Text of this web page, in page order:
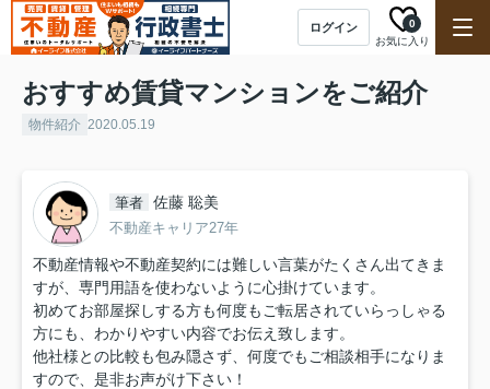
ログイン
お気に入り
0
おすすめ賃貸マンションをご紹介
物件紹介 2020.05.19
筆者 佐藤 聡美
不動産キャリア27年
不動産情報や不動産契約には難しい言葉がたくさん出てきま
すが、専門用語を使わないように心掛けています。
初めてお部屋探しする方も何度もご転居されていらっしゃる
方にも、わかりやすい内容でお伝え致します。
他社様との比較も包み隠さず、何度でもご相談相手になりま
すので、是非お声がけ下さい！